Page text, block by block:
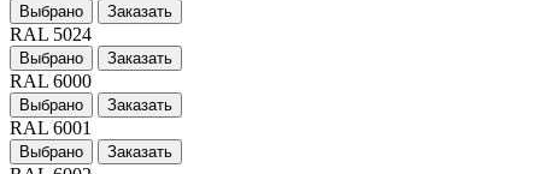
Выбрано Заказать
RAL 5024
Выбрано Заказать
RAL 6000
Выбрано Заказать
RAL 6001
Выбрано Заказать